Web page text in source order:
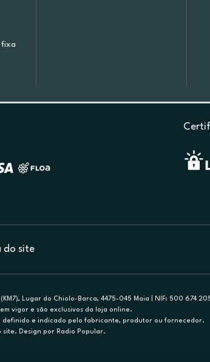
fixa
do site
Lugar do Chiolo-Barca, 4475-045 Maia | NIF: 500 674
vigor e são exclusivos da loja online.
definido e indicado pelo fabricante, produtor ou fornecedor.
Design por Radio Popular.